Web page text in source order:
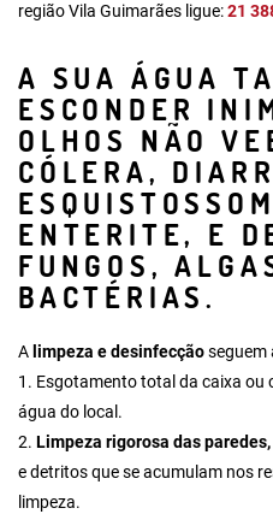
região Vila Guimarães ligue:21
A SUA ÁGUA
ESCONDER
OLHOS NÃO
CÓLERA,
ENTERITE, E
FUNGOS,
BACTÉRIAS.
A limpeza e desinfecçãoseguem
1. Esgotamento total da caixa ou
água do local.
2. Limpeza rigorosa das
e detritos que se acumulam nos
limpeza.